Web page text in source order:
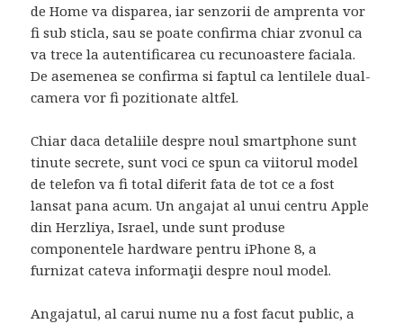
de Home va disparea, iar senzorii de amprenta vor
fi sub sticla, sau se poate confirma chiar zvonul ca
va trece la autentificarea cu recunoastere faciala.
De asemenea se confirma si faptul ca lentilele dual-
camera vor fi pozitionate altfel.
Chiar daca detaliile despre noul smartphone sunt
tinute secrete, sunt voci ce spun ca viitorul model
de telefon va fi total diferit fata de tot ce a fost
lansat pana acum. Un angajat al unui centru Apple
din Herzliya, Israel, unde sunt produse
componentele hardware pentru iPhone 8, a
furnizat cateva informaţii despre noul model.
Angajatul, al carui nume nu a fost facut public, a